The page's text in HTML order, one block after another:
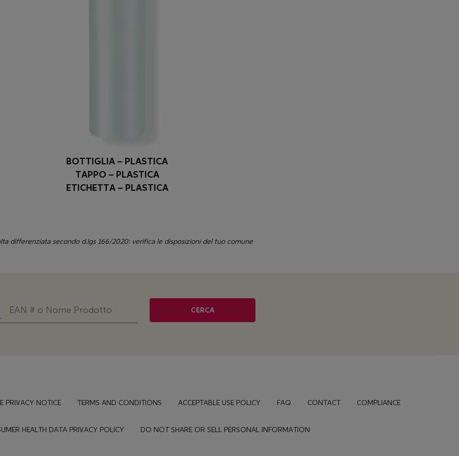
BOTTIGLIA – PLASTICA
TAPPO – PLASTICA
ETICHETTA – PLASTICA
differenziata secondo d.lgs 166/2020: verifica le disposizioni del tuo comune
CERCA
PRIVACY NOTICE TERMS AND CONDITIONS ACCEPTABLE USE POLICY FAQ CONTACT COMPLIANCE
HEALTH DATA PRIVACY POLICY DO NOT SHARE OR SELL PERSONAL INFORMATION